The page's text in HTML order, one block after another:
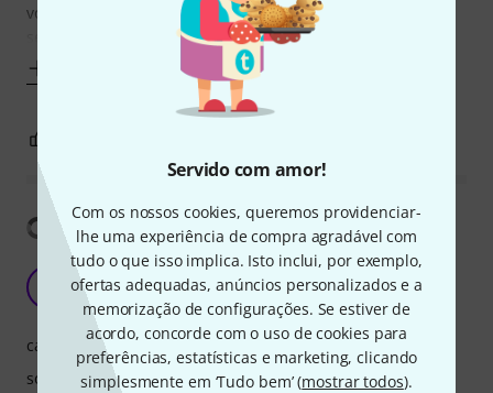
Servido com amor!
Com os nossos cookies, queremos providenciar-
lhe uma experiência de compra agradável com
tudo o que isso implica. Isto inclui, por exemplo,
ofertas adequadas, anúncios personalizados e a
memorização de configurações. Se estiver de
acordo, concorde com o uso de cookies para
preferências, estatísticas e marketing, clicando
simplesmente em ‘Tudo bem’ (mostrar todos).
vocals to, providing amazing clarity. So glad they are still
selling this model. I am a
Mostrar tradução
really satisfied with the sound quality
Michalis Sax 20.08.2017
características
som